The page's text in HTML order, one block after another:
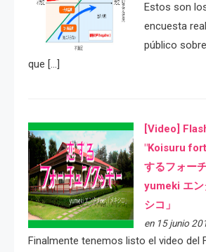
Estos son
encuesta
público
que […]
[Video]
"Koisuru
するフォー
yumeki エン
シコ」
en 15 junio
Finalmente tenemos listo el video del